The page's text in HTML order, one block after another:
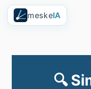
meskeIA
🔍